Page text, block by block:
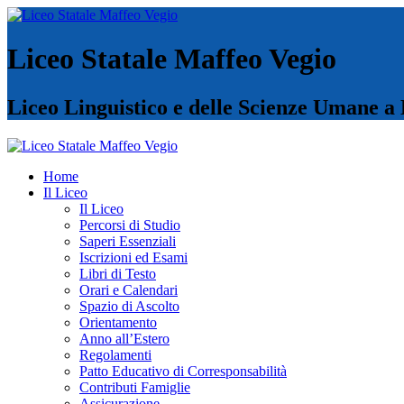
Liceo Statale Maffeo Vegio
Liceo Linguistico e delle Scienze Umane a
Home
Il Liceo
Il Liceo
Percorsi di Studio
Saperi Essenziali
Iscrizioni ed Esami
Libri di Testo
Orari e Calendari
Spazio di Ascolto
Orientamento
Anno all’Estero
Regolamenti
Patto Educativo di Corresponsabilità
Contributi Famiglie